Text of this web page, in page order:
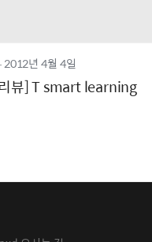
뷰] T smart learning
2012년4월 4일